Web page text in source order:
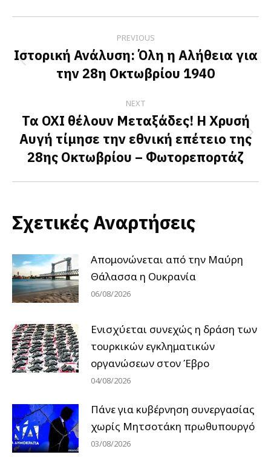
Facebook
X
LinkedIn
navigation
PREVIOUS
Previous
post:
Ιστορική Ανάλυση: Όλη η Αλήθεια για
την 28η Οκτωβρίου 1940
NEXT
Next
post:
Τα ΟΧΙ θέλουν Μεταξάδες! Η Χρυσή
Αυγή τίμησε την εθνική επέτειο της
28ης Οκτωβρίου – Φωτορεπορτάζ
Σχετικές Αναρτήσεις
Απομονώνεται από την Μαύρη
Θάλασσα η Ουκρανία
06/08/2026
Ενισχύεται συνεχώς η δράση των
τουρκικών εγκληματικών
οργανώσεων στον Έβρο
04/08/2026
Πάνε για κυβέρνηση συνεργασίας
χωρίς Μητσοτάκη πρωθυπουργό
03/08/2026